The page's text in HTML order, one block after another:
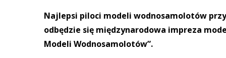
Najlepsi piloci modeli wodnosamolotów
odbędzie się międzynarodowa impreza
Modeli Wodnosamolotów”.